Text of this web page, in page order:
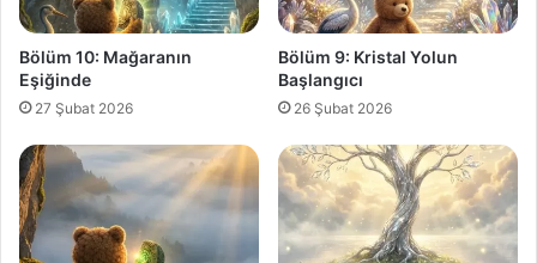
Bölüm 10: Mağaranın
Eşiğinde
27 Şubat 2026
Bölüm 9: Kristal Yolun
Başlangıcı
26 Şubat 2026